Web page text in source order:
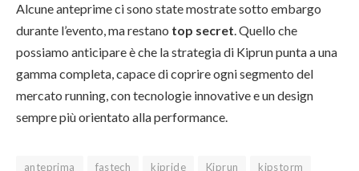
Alcune anteprime ci sono state mostrate sotto embargo
durante l’evento, ma restano top secret. Quello che
possiamo anticipare è che la strategia di Kiprun punta a una
gamma completa, capace di coprire ogni segmento del
mercato running, con tecnologie innovative e un design
sempre più orientato alla performance.
anteprima fastech kipride Kiprun kipstorm